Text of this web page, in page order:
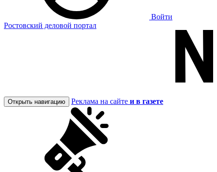
Войти
Ростовский деловой портал
Открыть навигацию Реклама на сайте и в газете